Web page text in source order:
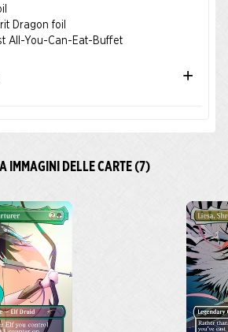
Dragon foil
All-You-Can-Eat-Buffet
IMMAGINI DELLE CARTE (7)